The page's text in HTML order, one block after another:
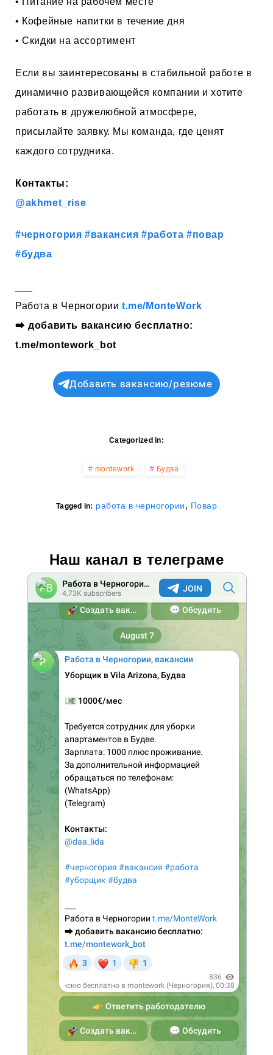
• Кофейные напитки в течение дня
• Скидки на ассортимент
Если вы заинтересованы в стабильной работе в
динамично развивающейся компании и хотите
работать в дружелюбной атмосфере,
присылайте заявку. Мы команда, где ценят
каждого сотрудника.
Контакты:
@akhmet_rise
#черногория #вакансия #работа #повар
#будва
Работа в Черногории t.me/MonteWork
⮕добавить вакансию бесплатно:
t.me/montework_bot
Добавить вакансию/резюме
Categorized in:
montework Будва
Tagged in: работа в черногории, Повар
Наш канал в телеграме